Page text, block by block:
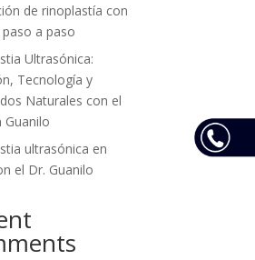
de rinoplastía con
paso a paso
Ultrasónica:
Tecnología y
Naturales con el
Guanilo
ultrasónica en
el Dr. Guanilo